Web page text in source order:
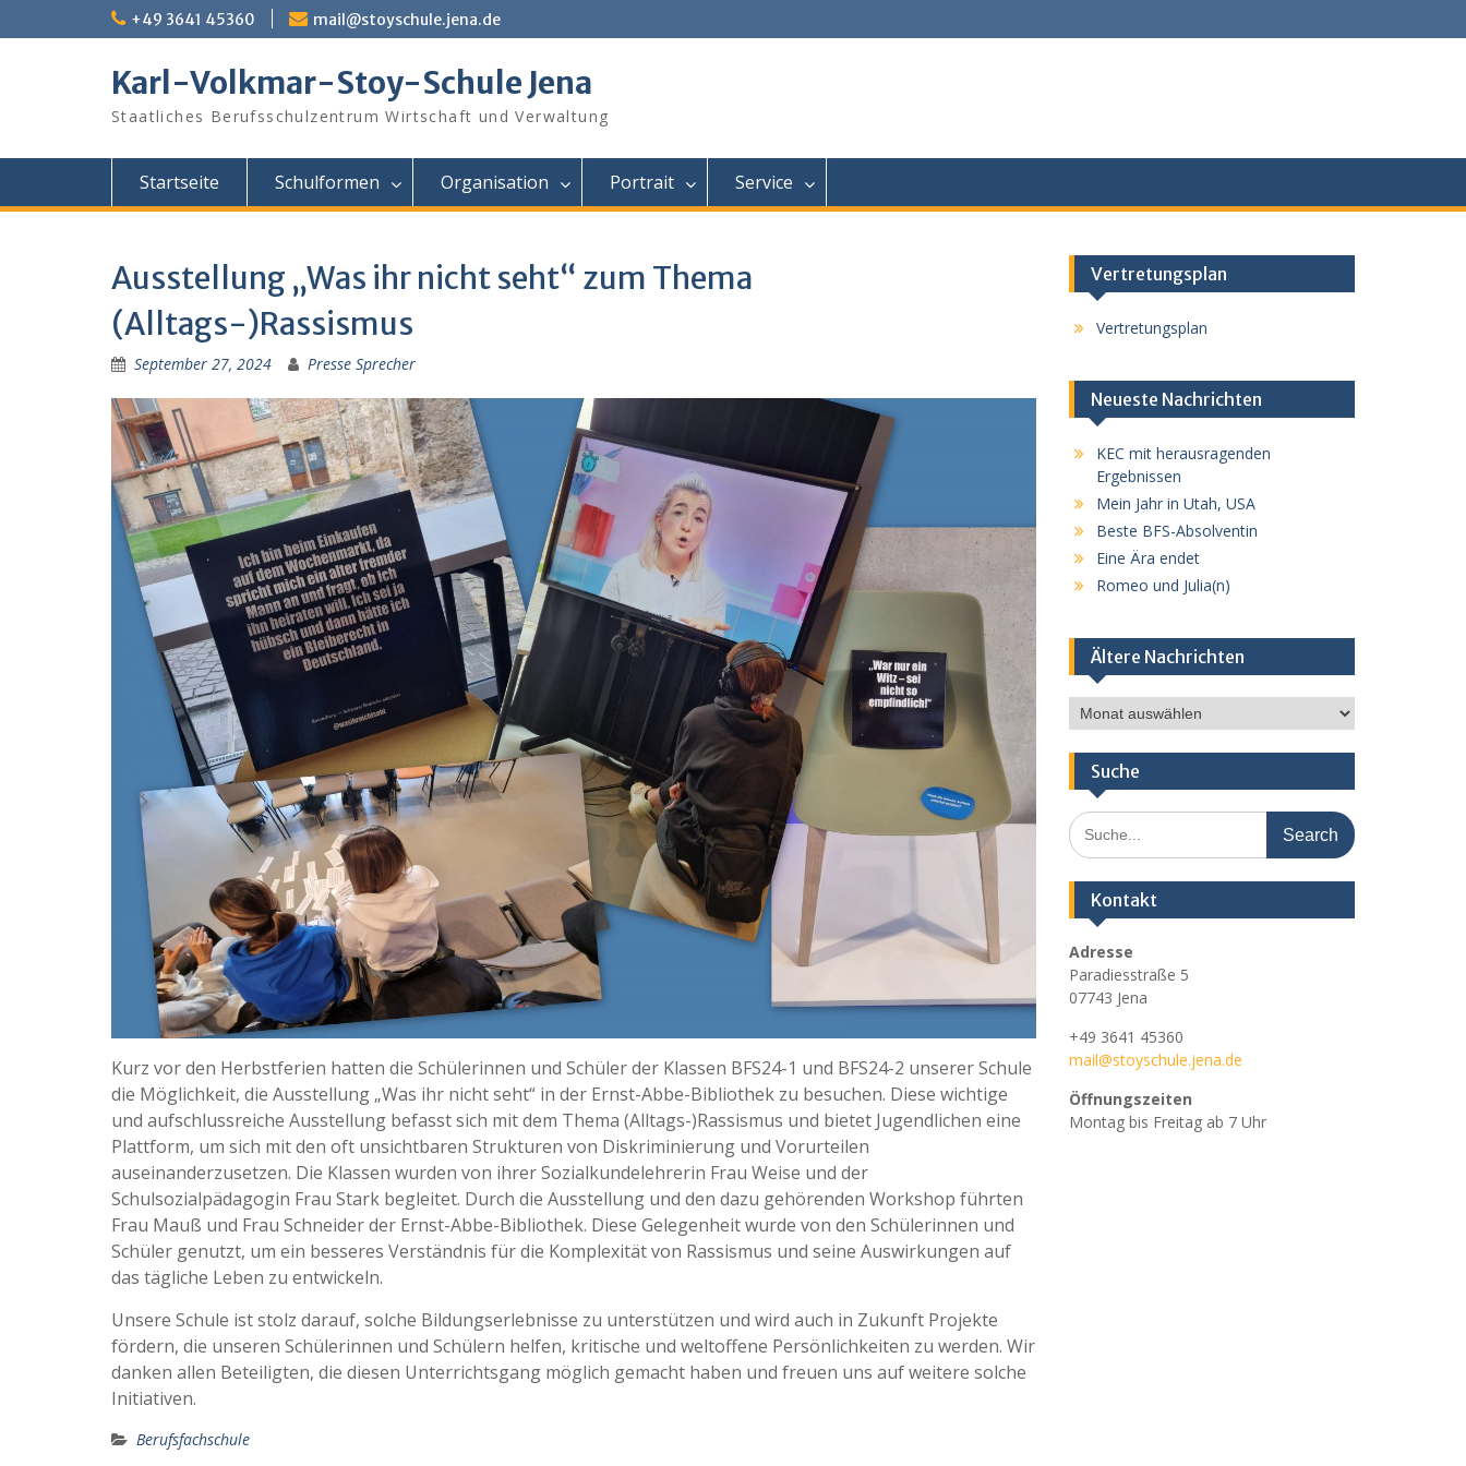
to
+49 3641 45360 mail@stoyschule.jena.de
Karl-Volkmar-Stoy-Schule Jena
Staatliches Berufsschulzentrum Wirtschaft und Verwaltung
Startseite Schulformen Organisation Portrait Service
Ausstellung „Was ihr nicht seht“ zum Thema
(Alltags-)Rassismus
September 27, 2024 Presse Sprecher
Kurz vor den Herbstferien hatten die Schülerinnen und Schüler der Klassen BFS24-1 und BFS24-2 unserer Schule
die Möglichkeit, die Ausstellung „Was ihr nicht seht“ in der Ernst-Abbe-Bibliothek zu besuchen. Diese wichtige
und aufschlussreiche Ausstellung befasst sich mit dem Thema (Alltags-)Rassismus und bietet Jugendlichen eine
Plattform, um sich mit den oft unsichtbaren Strukturen von Diskriminierung und Vorurteilen
auseinanderzusetzen. Die Klassen wurden von ihrer Sozialkundelehrerin Frau Weise und der
Schulsozialpädagogin Frau Stark begleitet. Durch die Ausstellung und den dazu gehörenden Workshop führten
Frau Mauß und Frau Schneider der Ernst-Abbe-Bibliothek. Diese Gelegenheit wurde von den Schülerinnen und
Schüler genutzt, um ein besseres Verständnis für die Komplexität von Rassismus und seine Auswirkungen auf
das tägliche Leben zu entwickeln.
Unsere Schule ist stolz darauf, solche Bildungserlebnisse zu unterstützen und wird auch in Zukunft Projekte
fördern, die unseren Schülerinnen und Schülern helfen, kritische und weltoffene Persönlichkeiten zu werden. Wir
danken allen Beteiligten, die diesen Unterrichtsgang möglich gemacht haben und freuen uns auf weitere solche
Initiativen.
Berufsfachschule
Vertretungsplan
Vertretungsplan
Neueste Nachrichten
KEC mit herausragenden
Ergebnissen
Mein Jahr in Utah, USA
Beste BFS-Absolventin
Eine Ära endet
Romeo und Julia(n)
Ältere Nachrichten
Ältere
Nachrichten
Suche
Search
for:
Kontakt
Adresse
Paradiesstraße 5
07743 Jena
+49 3641 45360
mail@stoyschule.jena.de
Öffnungszeiten
Montag bis Freitag ab 7 Uhr